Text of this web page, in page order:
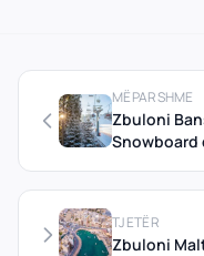
MËPARSHME
Zbuloni
Snowboard
TJETËR
Zbuloni